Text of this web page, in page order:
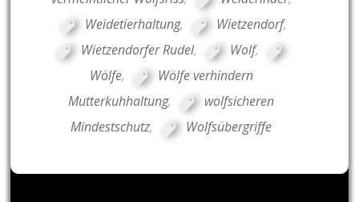
Weidetierhaltung, Wietzendorf,
Wietzendorfer Rudel, Wolf,
Wölfe,
Wölfe verhindern
Mutterkuhhaltung,
wolfsicheren
Mindestschutz, Wolfsübergriffe